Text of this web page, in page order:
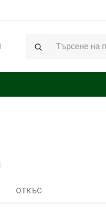
Search
ОТКЪС